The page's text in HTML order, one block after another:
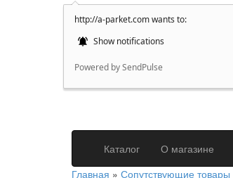
http://a-parket.com wants to:
Show notifications
Powered by SendPulse
Каталог О магазине
Главная » Сопутствующие товары